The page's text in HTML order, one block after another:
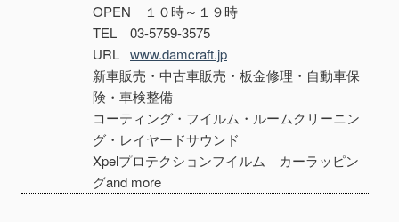
OPEN １０時～１９時
TEL 03-5759-3575
URL www.damcraft.jp
新車販売・中古車販売・板金修理・自動車保
険・車検整備
コーティング・フイルム・ルームクリーニン
グ・レイヤードサウンド
Xpelプロテクションフイルム カーラッピン
グand more